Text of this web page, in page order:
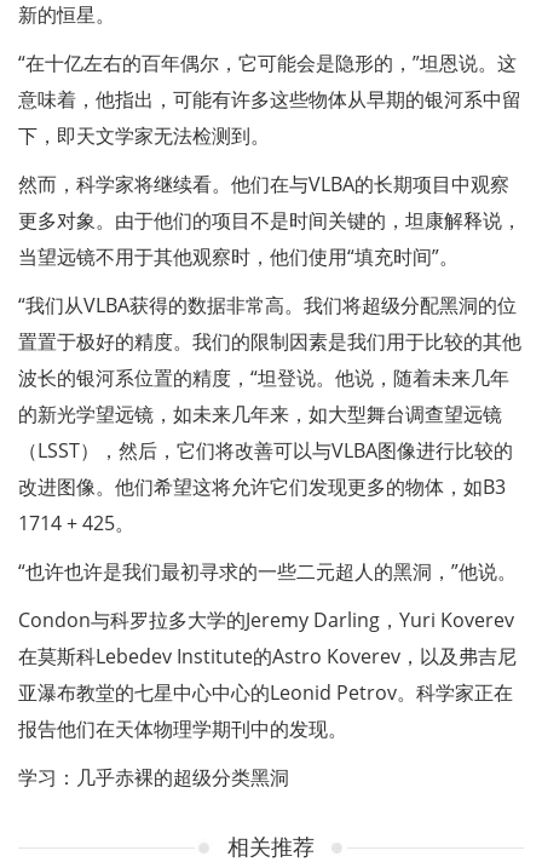
新的恒星。
“在十亿左右的百年偶尔，它可能会是隐形的，”坦恩说。这
意味着，他指出，可能有许多这些物体从早期的银河系中留
下，即天文学家无法检测到。
然而，科学家将继续看。他们在与VLBA的长期项目中观察
更多对象。由于他们的项目不是时间关键的，坦康解释说，
当望远镜不用于其他观察时，他们使用“填充时间”。
“我们从VLBA获得的数据非常高。我们将超级分配黑洞的位
置置于极好的精度。我们的限制因素是我们用于比较的其他
波长的银河系位置的精度，“坦登说。他说，随着未来几年
的新光学望远镜，如未来几年来，如大型舞台调查望远镜
（LSST），然后，它们将改善可以与VLBA图像进行比较的
改进图像。他们希望这将允许它们发现更多的物体，如B3
1714 + 425。
“也许也许是我们最初寻求的一些二元超人的黑洞，”他说。
Condon与科罗拉多大学的Jeremy Darling，Yuri Koverev
在莫斯科Lebedev Institute的Astro Koverev，以及弗吉尼
亚瀑布教堂的七星中心中心的Leonid Petrov。科学家正在
报告他们在天体物理学期刊中的发现。
学习：几乎赤裸的超级分类黑洞
相关推荐